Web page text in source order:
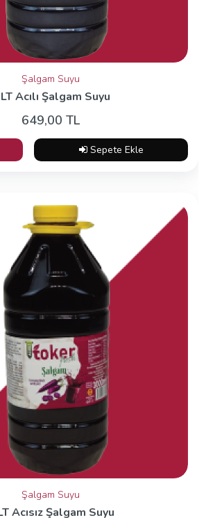
Şalgam Suyu
Acılı Şalgam Suyu
649,00 TL
Sepete Ekle
Şalgam Suyu
Acısız Şalgam Suyu